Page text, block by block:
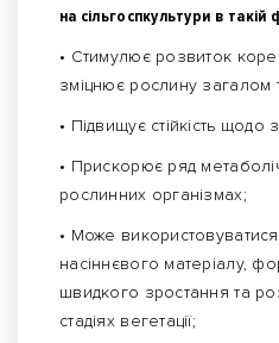
на сільгоспкультури в такій
• Стимулює розвиток
зміцнює рослину загалом
• Підвищує стійкість щодо
• Прискорює ряд
рослинних організмах;
• Може
насіннєвого матеріалу,
швидкого зростання та
стадіях вегетації;